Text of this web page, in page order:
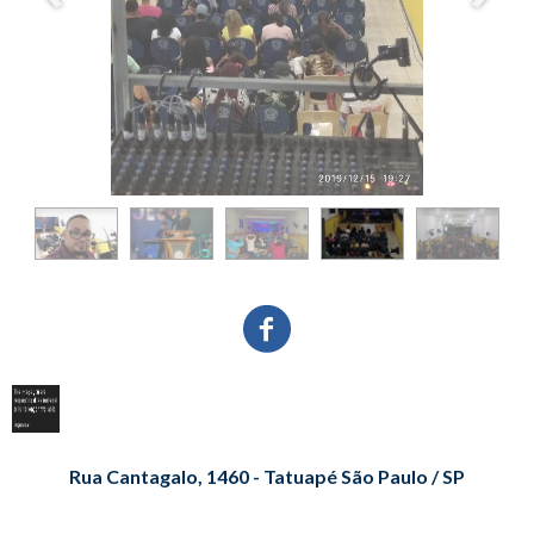
Rua Cantagalo, 1460 - Tatuapé São Paulo / SP